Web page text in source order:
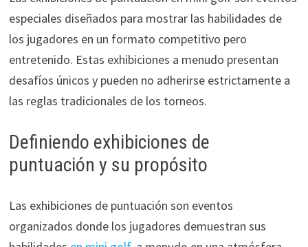
especiales diseñados para mostrar las habilidades de
los jugadores en un formato competitivo pero
entretenido. Estas exhibiciones a menudo presentan
desafíos únicos y pueden no adherirse estrictamente a
las reglas tradicionales de los torneos.
Definiendo exhibiciones de
puntuación y su propósito
Las exhibiciones de puntuación son eventos
organizados donde los jugadores demuestran sus